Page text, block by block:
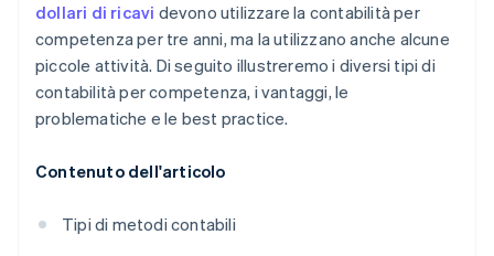
dollari di ricavi devono utilizzare la contabilità per
competenza per tre anni, ma la utilizzano anche alcune
piccole attività. Di seguito illustreremo i diversi tipi di
contabilità per competenza, i vantaggi, le
problematiche e le best practice.
Contenuto dell'articolo
Tipi di metodi contabili